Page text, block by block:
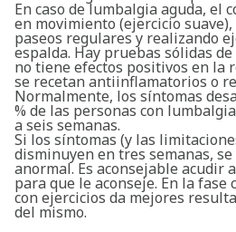
Buscar
En caso de lumbalgia aguda, el
en movimiento (ejercicio
paseos regulares y realizando
espalda. Hay pruebas sólidas
no tiene efectos positivos en la
se recetan antiinflamatorios o
Normalmente, los síntomas
% de las personas con
a seis semanas.
Si los síntomas (y las
disminuyen en tres semanas,
anormal. Es aconsejable acudir
para que le aconseje. En la
con ejercicios da mejores
del mismo.